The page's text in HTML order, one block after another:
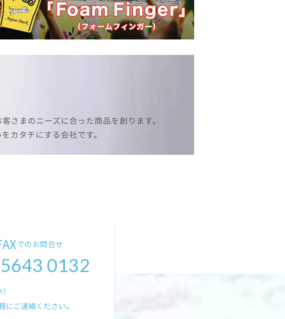
でのお問合せ
0132
ご連絡ください。